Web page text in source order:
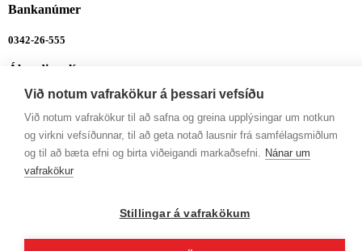
Bankanúmer
0342-26-555
Ábendingalína
Ábendingalína
Opnunartímar
Mán-Fim: 9-12 og 13-16
Við notum vafrakökur á þessari vefsíðu
Við notum vafrakökur til að safna og greina upplýsingar um notkun
og virkni vefsíðunnar, til að geta notað lausnir frá samfélagsmiðlum
og til að bæta efni og birta viðeigandi markaðsefni. Nánar um
vafrakökur
Stillingar á vafrakökum